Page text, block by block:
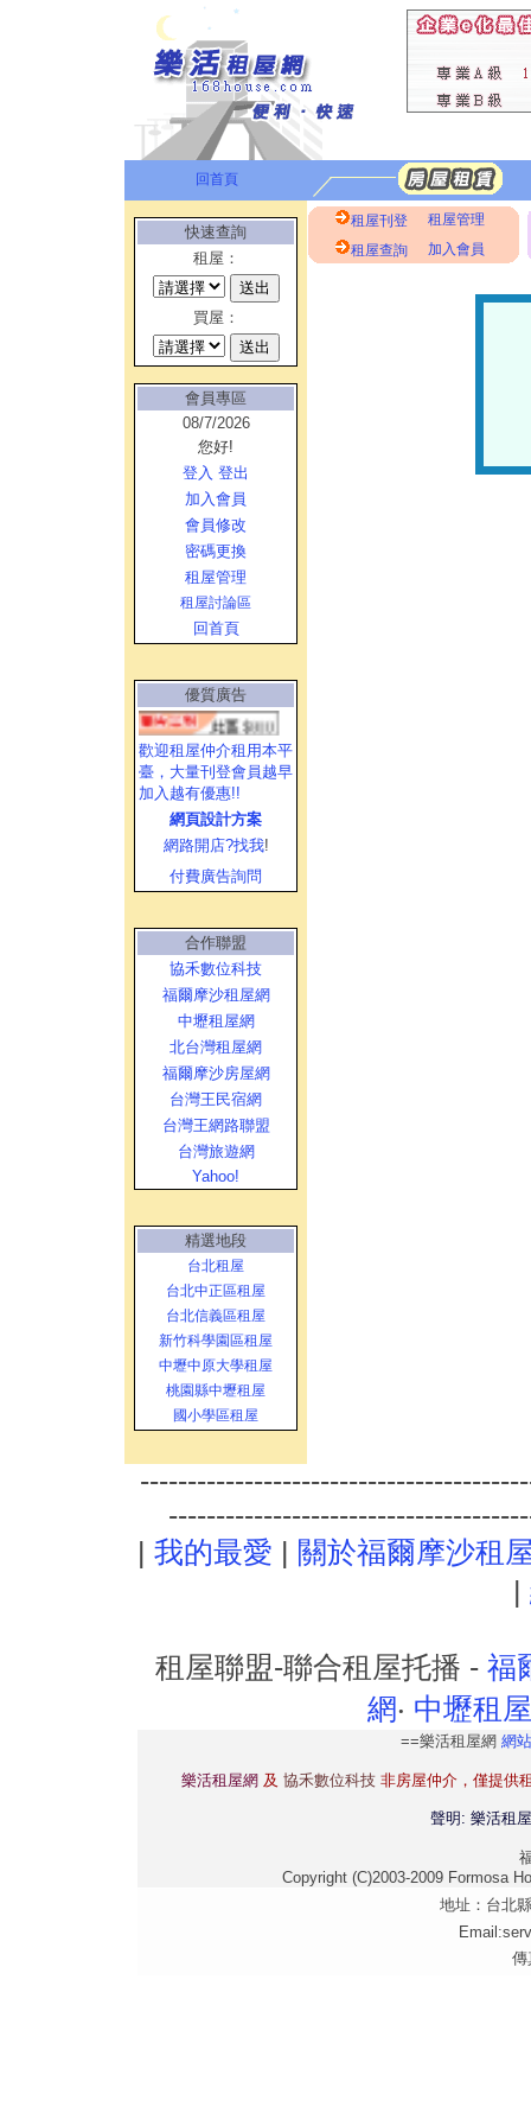
回首頁
快速查詢
租屋：
買屋：
會員專區
08/7/2026
您好!
登入 登出
加入會員
會員修改
密碼更換
租屋管理
租屋討論區
回首頁
優質廣告
歡迎租屋仲介租用本平
臺，大量刊登會員越早
加入越有優惠!!
網頁設計方案
網路開店?找我!
付費廣告詢問
合作聯盟
協禾數位科技
福爾摩沙租屋網
中壢租屋網
北台灣租屋網
福爾摩沙房屋網
台灣王民宿網
台灣王網路聯盟
台灣旅遊網
Yahoo!
精選地段
台北租屋
台北中正區租屋
台北信義區租屋
新竹科學園區租屋
中壢中原大學租屋
桃園縣中壢租屋
國小學區租屋
租屋刊登
租屋管理
租屋查詢
加入會員
| 我的最愛 | 關於福爾摩沙租
|
租屋聯盟-聯合租屋托播 - 福
網‧ 中壢租
==樂活租屋網 網
樂活租屋網 及 協禾數位科技非房屋仲介，僅提供
聲明: 樂活租
Copyright (C)2003-2009 Formosa
地址：台北
傳